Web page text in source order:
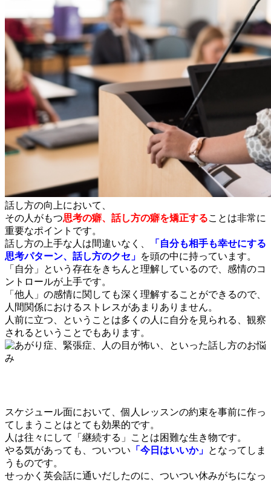
話し方の向上において、
その人がもつ思考の癖、話し方の癖を矯正することは非常に
重要なポイントです。
話し方の上手な人は間違いなく、
「自分も相手も幸せにする
思考パターン、話し方のクセ」 を頭の中に持っています。
「自分」という存在をきちんと理解しているので、感情のコ
ントロールが上手です。
「他人」の感情に関しても深く理解することができるので、
人間関係におけるストレスがあまりありません。
人前に立つ、ということは多くの人に自分を見られる、観察
されるということでもあります。
スケジュール面において、個人レッスンの約束を事前に作っ
てしまうことはとても効果的です。
人は往々にして「継続する」ことは困難な生き物です。
やる気があっても、ついつい 「今日はいいか」 となってしま
うものです。
せっかく英会話に通いだしたのに、ついつい休みがちになっ